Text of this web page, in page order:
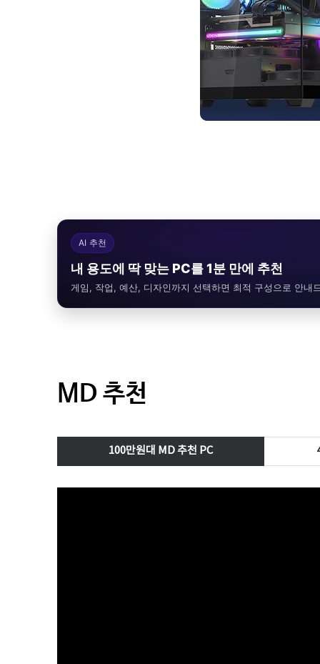
AI 추천
내 용도에 딱 맞는 PC를 1분 만에 추천
게임, 작업, 예산, 디자인까지 선택하면 최적 구성으로 안내
MD 추천
100만원대 MD 추천 PC